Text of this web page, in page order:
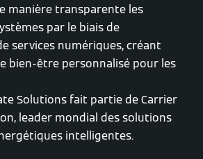
manière transparente les
par le biais de
services numériques, créant
bien-être personnalisé pour les
Solutions fait partie de Carrier
leader mondial des solutions
intelligentes.